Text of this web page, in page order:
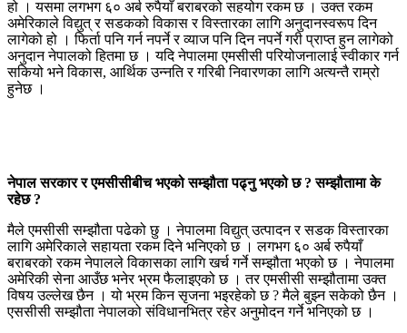
हो । यसमा लगभग ६० अर्ब रुपैयाँ बराबरको सहयोग रकम छ । उक्त रकम
अमेरिकाले विद्युत् र सडकको विकास र विस्तारका लागि अनुदानस्वरूप दिन
लागेको हो । फिर्ता पनि गर्न नपर्ने र व्याज पनि दिन नपर्ने गरी प्राप्त हुन लागेको
अनुदान नेपालको हितमा छ । यदि नेपालमा एमसीसी परियोजनालाई स्वीकार गर्न
सकियो भने विकास, आर्थिक उन्नति र गरिबी निवारणका लागि अत्यन्तै राम्रो
हुनेछ ।
नेपाल सरकार र एमसीसीबीच भएको सम्झौता पढ्नु भएको छ ? सम्झौतामा के
रहेछ ?
मैले एमसीसी सम्झौता पढेको छु । नेपालमा विद्युत् उत्पादन र सडक विस्तारका
लागि अमेरिकाले सहायता रकम दिने भनिएको छ । लगभग ६० अर्ब रुपैयाँ
बराबरको रकम नेपालले विकासका लागि खर्च गर्ने सम्झौता भएको छ । नेपालमा
अमेरिकी सेना आउँछ भनेर भ्रम फैलाइएको छ । तर एमसीसी सम्झौतामा उक्त
विषय उल्लेख छैन । यो भ्रम किन सृजना भइरहेको छ ? मैले बुझ्न सकेको छैन ।
एससीसी सम्झौता नेपालको संविधानभित्र रहेर अनुमोदन गर्ने भनिएको छ ।